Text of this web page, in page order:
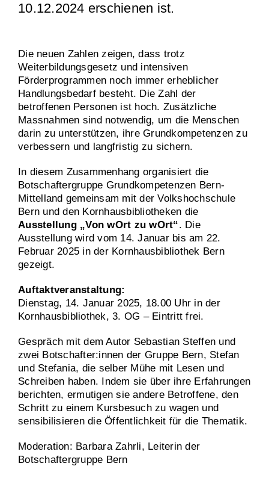
10.12.2024 erschienen ist.
Die neuen Zahlen zeigen, dass trotz
Weiterbildungsgesetz und intensiven
Förderprogrammen noch immer erheblicher
Handlungsbedarf besteht. Die Zahl der
betroffenen Personen ist hoch. Zusätzliche
Massnahmen sind notwendig, um die Menschen
darin zu unterstützen, ihre Grundkompetenzen zu
verbessern und langfristig zu sichern.
In diesem Zusammenhang organisiert die
Botschaftergruppe Grundkompetenzen Bern-
Mittelland gemeinsam mit der Volkshochschule
Bern und den Kornhausbibliotheken die
Ausstellung „Von wOrt zu wOrt“. Die
Ausstellung wird vom 14. Januar bis am 22.
Februar 2025 in der Kornhaus­bibliothek Bern
gezeigt.
Auftaktveranstaltung:
Dienstag, 14. Januar 2025, 18.00 Uhr in der
Kornhausbibliothek, 3. OG – Eintritt frei.
Gespräch mit dem Autor Sebastian Steffen und
zwei Botschafter:innen der Gruppe Bern, Stefan
und Stefania, die selber Mühe mit Lesen und
Schreiben haben. Indem sie über ihre Erfahrungen
berichten, ermutigen sie andere Betroffene, den
Schritt zu einem Kursbesuch zu wagen und
sensibilisieren die Öffentlichkeit für die Thematik.
Moderation: Barbara Zahrli, Leiterin der
Botschaftergruppe Bern